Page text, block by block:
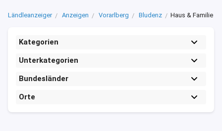
Ländleanzeiger Anzeigen Vorarlberg Bludenz Haus & Familie
Kategorien
Unterkategorien
Bundesländer
Orte